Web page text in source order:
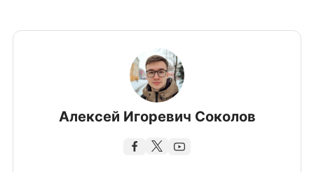
Алексей Игоревич Соколов